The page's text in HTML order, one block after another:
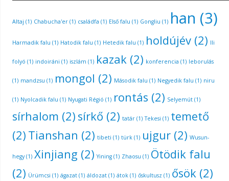
Altaj (1) Chabucha'er(1) családfa (1) Első falu (1) Gongliu (1) han (3)
Harmadik falu (1) Hatodik falu (1) Hetedik falu (1) holdújév(2) Ili
folyó (1) indoiráni (1) iszlám (1) kazak(2) konferencia (1) leborulás
(1) mandzsu (1) mongol (2) Második falu (1) Negyedik falu (1) niru
(1) Nyolcadik falu (1) Nyugati Régió (1) rontás (2) Selyemút(1)
sírhalom (2) sírkő (2) tatár(1) Tekesi (1) temető
(2) Tianshan (2) tibeti (1) türk(1) ujgur(2) Wusun-
hegy(1) Xinjiang (2) Yining(1) Zhaosu (1) Ötödik falu
(2) Ürümcsi (1) ágazat(1) áldozat(1) átok(1) őskultusz (1) ősök(2)